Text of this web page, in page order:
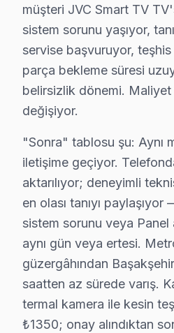
Başakşehir'de JVC
İkincisi anakart güç
Üçüncüsü eMMC
Başakşehir coğrafyasını
Başak Konutları ikinci
Kayaşehir ise ilçenin
Başakşehir'deki iklim
Sıcaklık-arıza ilişkisinde
Başakşehir'de bu iklim-
JVC TV Teknik Profil
JVC televizyon Teknik
JVC ekran'lerde En Sık
JVC servisimizde en
JVC Servis Yaklaşımımız
müşteri JVC Smart TV
sistem sorunu yaşıyor,
servise başvuruyor, teşhis
parça bekleme süresi
belirsizlik dönemi. Maliyet
değişiyor.
"Sonra" tablosu şu: Aynı
iletişime geçiyor.
aktarılıyor; deneyimli
en olası tanıyı
sistem sorunu veya Panel
aynı gün veya ertesi.
güzergâhından
saatten az sürede varış.
termal kamera ile kesin
₺1350; onay alındıktan